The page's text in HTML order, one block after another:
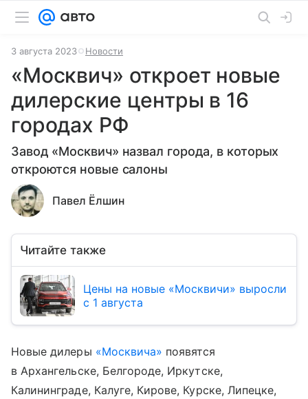
3 августа 2023 Новости
«Москвич» откроет новые
дилерские центры в 16
городах РФ
Завод «Москвич» назвал города, в которых
откроются новые салоны
Павел Ёлшин
Читайте также
Цены на новые «Москвичи» выросли
с 1 августа
Новые дилеры «Москвича» появятся
в Архангельске, Белгороде, Иркутске,
Калининграде, Калуге, Кирове, Курске, Липецке,